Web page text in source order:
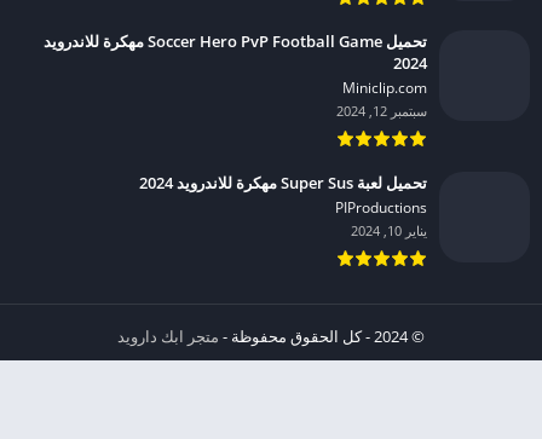
تحميل Soccer Hero PvP Football Game مهكرة للاندرويد
2024
Miniclip.com‏
سبتمبر 12, 2024
تحميل لعبة Super Sus مهكرة للاندرويد 2024
PIProductions‏
يناير 10, 2024
© 2024 - كل الحقوق محفوظة -
متجر ابك دارويد